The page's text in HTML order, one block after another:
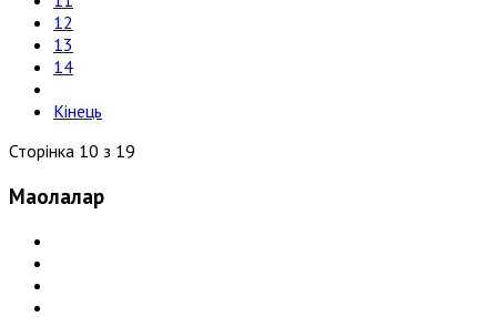
12
13
14
Кінець
Сторінка 10 з 19
Мақолалар